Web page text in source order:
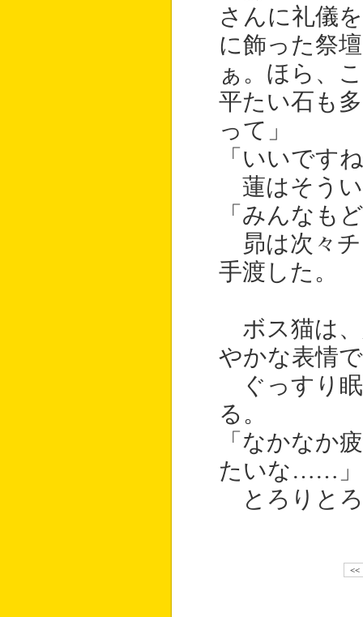
さんに礼儀
に飾った祭
ぁ。ほら、
平たい石も
って」
「いいです
蓮はそうい
「みんなも
昴は次々チ
手渡した。
ボス猫は、
やかな表情
ぐっすり眠
る。
「なかなか
たいな……」
とろりとろ
<<